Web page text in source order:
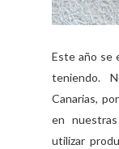
Este año se
teniendo.
Canarias,
en
utilizar